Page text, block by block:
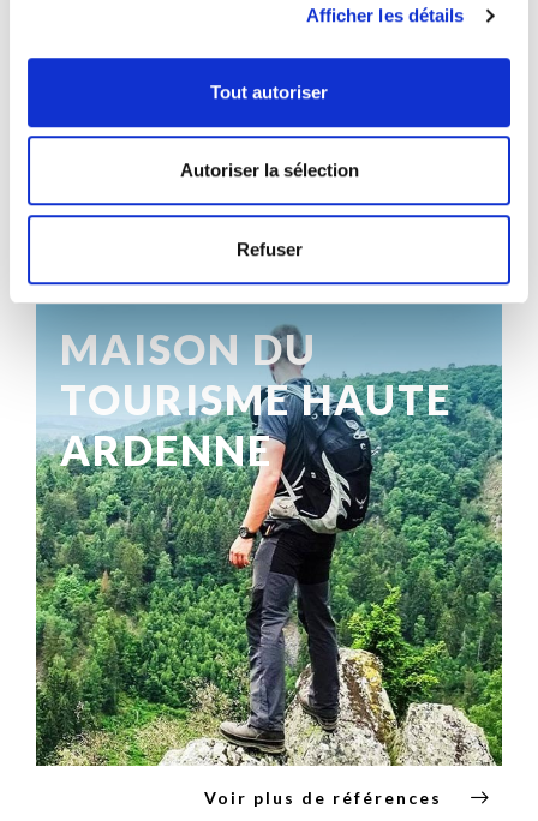
Afficher les détails
Tout autoriser
Autoriser la sélection
Refuser
RÉFÉRENCES
MAISON DU
TOURISME HAUTE
ARDENNE
Voir plus de références